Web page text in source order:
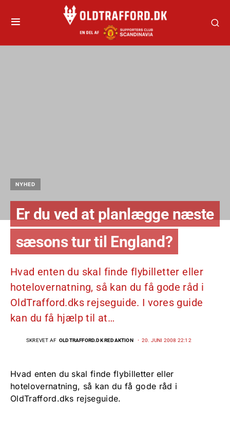
NYHED
Er du ved at planlægge næste
sæsons tur til England?
Hvad enten du skal finde flybilletter eller
hotelovernatning, så kan du få gode råd i
OldTrafford.dks rejseguide. I vores guide
kan du få hjælp til at…
SKREVET AF OLDTRAFFORD.DK REDAKTION 20. JUNI 2008 22:12
Hvad enten du skal finde flybilletter eller
hotelovernatning, så kan du få gode råd i
OldTrafford.dks rejseguide.